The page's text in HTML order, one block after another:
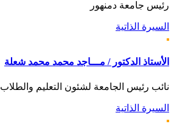
رئيس جامعة دمنهور
السيرة الذاتية
الأستاذ الدكتور / مـــاجد محمد محمد شعلة
نائب رئيس الجامعة لشئون التعليم والطلاب
السيرة الذاتية